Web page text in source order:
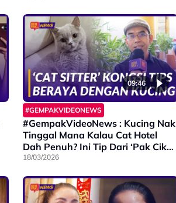
09:46
#GEMPAKVIDEONEWS
#GempakVideoNews : Kucing Nak
Tinggal Mana Kalau Cat Hotel
Dah Penuh? Ini Tip Dari ‘Pak Cik
Cat Sitter’
18/03/2026